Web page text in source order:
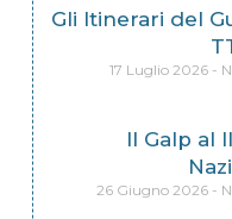
Gli Itinerari del
17 Luglio 2026
Il Galp al
26 Giugno 2026